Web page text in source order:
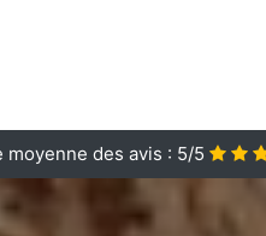
moyenne des avis : 5/5